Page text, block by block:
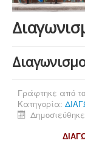
Γράφτηκε από
Κατηγορία: